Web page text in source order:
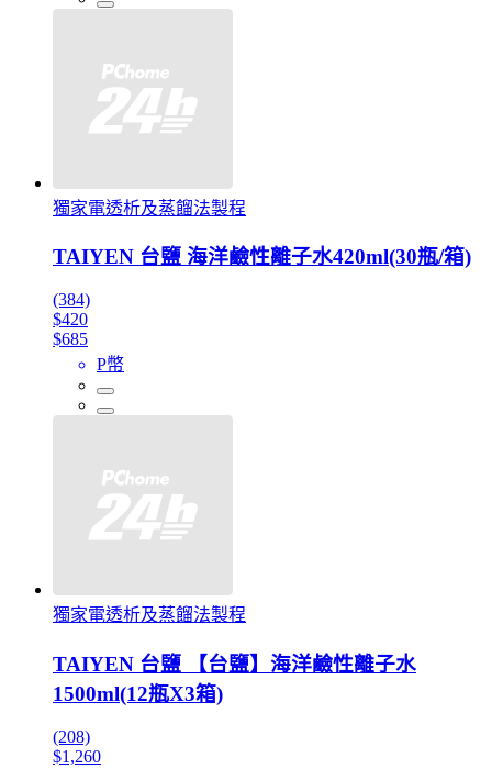
獨家電透析及蒸餾法製程
TAIYEN 台鹽 海洋鹼性離子水420ml(30瓶/箱)
(384)
$420
$685
P幣
獨家電透析及蒸餾法製程
TAIYEN 台鹽 【台鹽】海洋鹼性離子水
1500ml(12瓶X3箱)
(208)
$1,260